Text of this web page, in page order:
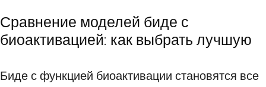
Сравнение моделей биде с
биоактивацией: как выбрать лучшую
Биде с функцией биоактивации становятся все